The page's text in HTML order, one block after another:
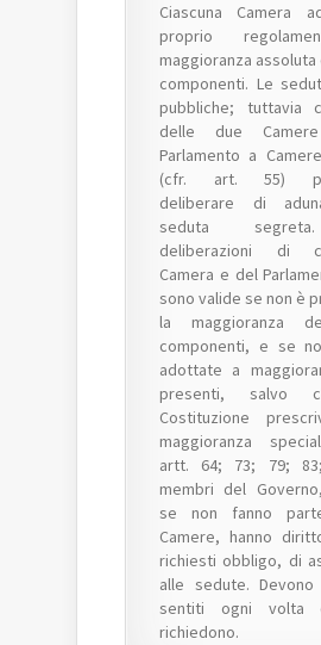
Ciascuna Camera
proprio
maggioranza assoluta
componenti. Le
pubbliche; tuttavia
delle due
Parlamento a
(cfr. art. 55)
deliberare di
seduta
deliberazioni di
Camera e del
sono valide se non è
la maggioranza
componenti, e se
adottate a
presenti, salvo
Costituzione
maggioranza
artt. 64; 73; 79;
membri del
se non fanno
Camere, hanno
richiesti obbligo, di
alle sedute.
sentiti ogni volta
richiedono.